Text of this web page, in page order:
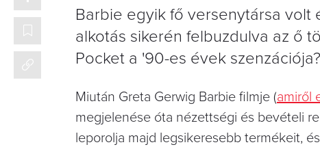
Barbie egyik fő versenytársa volt
alkotás sikerén felbuzdulva az ő
Pocket a '90-es évek szenzációja?
Miután Greta Gerwig Barbie filmje (amiről
megjelenése óta nézettségi és bevételi
leporolja majd legsikeresebb termékeit,